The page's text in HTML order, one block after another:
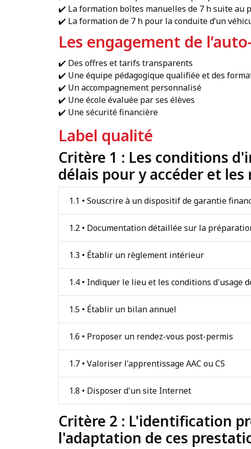
✔️ La formation boîtes manuelles de 7 h suite au
✔️ La formation de 7 h pour la conduite d’un
Les engagement de
✔️ Des offres et tarifs transparents
✔️ Une équipe pédagogique qualifiée et des
✔️ Un accompagnement personnalisé
✔️ Une école évaluée par ses élèves
✔️ Une sécurité financière
Label qualité
Critère 1 : Les conditions
délais pour y accéder et
1.1 • Souscrire à un dispositif de garantie
1.2 • Documentation détaillée sur la
1.3 • Établir un règlement intérieur
1.4 • Indiquer le lieu et les conditions d'usage
1.5 • Établir un bilan annuel
1.6 • Proposer un rendez-vous post-permis
1.7 • Valoriser l'apprentissage AAC ou CS
1.8 • Disposer d'un site Internet
Critère 2 : L'identification
l'adaptation de ces